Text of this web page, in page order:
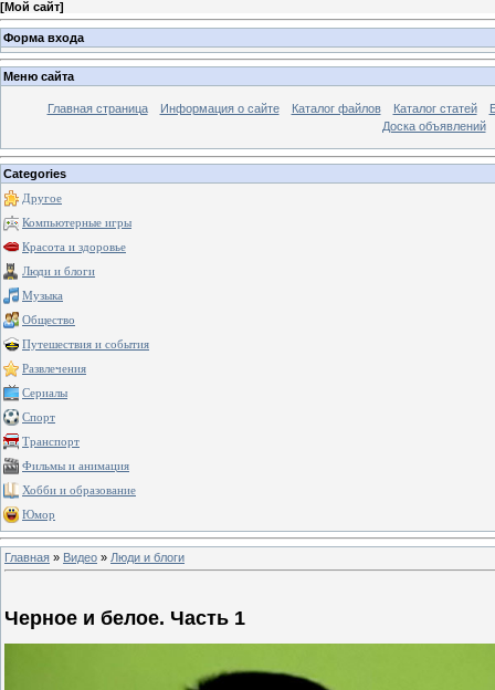
[Мой сайт]
Форма входа
Меню сайта
Главная страница Информация о сайте Каталог файлов Каталог статей
Доска объявлений
Categories
Другое
Компьютерные игры
Красота и здоровье
Люди и блоги
Музыка
Общество
Путешествия и события
Развлечения
Сериалы
Спорт
Транспорт
Фильмы и анимация
Хобби и образование
Юмор
Главная » Видео » Люди и блоги
Черное и белое. Часть 1